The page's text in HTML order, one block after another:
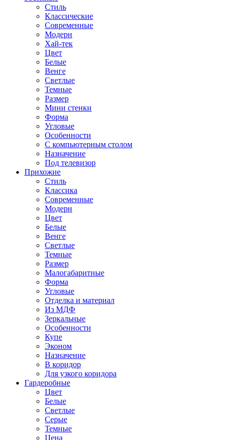
Стиль
Классические
Современные
Модерн
Хай-тек
Цвет
Белые
Венге
Светлые
Темные
Размер
Мини стенки
Форма
Угловые
Особенности
С компьютерным столом
Назначение
Под телевизор
Прихожие
Стиль
Классика
Современные
Модерн
Цвет
Белые
Венге
Светлые
Темные
Размер
Малогабаритные
Форма
Угловые
Отделка и материал
Из МДФ
Зеркальные
Особенности
Купе
Эконом
Назначение
В коридор
Для узкого коридора
Гардеробные
Цвет
Белые
Светлые
Серые
Темные
Цена